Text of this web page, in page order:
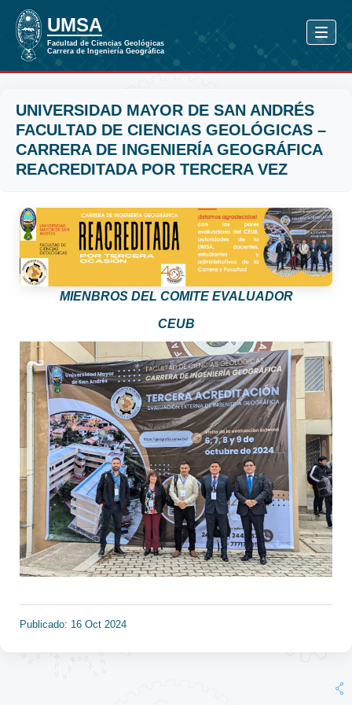
UNIVERSIDAD MAYOR DE SAN ANDRÉS
FACULTAD DE CIENCIAS GEOLÓGICAS –
CARRERA DE INGENIERÍA GEOGRÁFICA
REACREDITADA POR TERCERA VEZ
MIENBROS DEL COMITE EVALUADOR
CEUB
Publicado: 16 Oct 2024